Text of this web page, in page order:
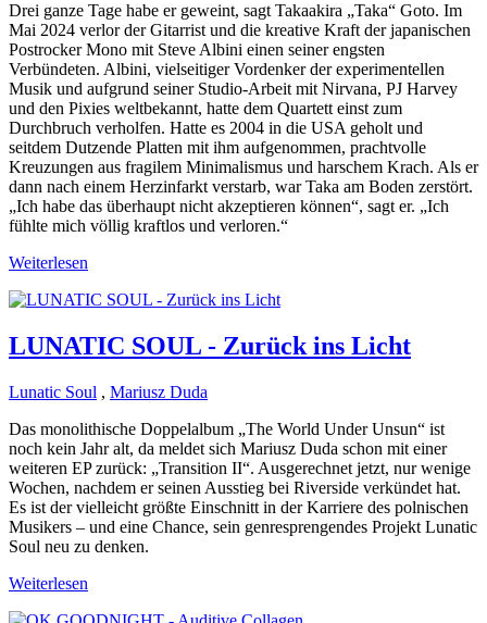
Drei ganze Tage habe er geweint, sagt Takaakira „Taka“ Goto. Im
Mai 2024 verlor der Gitarrist und die kreative Kraft der japanischen
Postrocker Mono mit Steve Albini einen seiner engsten
Verbündeten. Albini, vielseitiger Vordenker der experimentellen
Musik und aufgrund seiner Studio-Arbeit mit Nirvana, PJ Harvey
und den Pixies weltbekannt, hatte dem Quartett einst zum
Durchbruch verholfen. Hatte es 2004 in die USA geholt und
seitdem Dutzende Platten mit ihm aufgenommen, prachtvolle
Kreuzungen aus fragilem Minimalismus und harschem Krach. Als er
dann nach einem Herzinfarkt verstarb, war Taka am Boden zerstört.
„Ich habe das überhaupt nicht akzeptieren können“, sagt er. „Ich
fühlte mich völlig kraftlos und verloren.“
Weiterlesen
LUNATIC SOUL - Zurück ins Licht
Lunatic Soul , Mariusz Duda
Das monolithische Doppelalbum „The World Under Unsun“ ist
noch kein Jahr alt, da meldet sich Mariusz Duda schon mit einer
weiteren EP zurück: „Transition II“. Ausgerechnet jetzt, nur wenige
Wochen, nachdem er seinen Ausstieg bei Riverside verkündet hat.
Es ist der vielleicht größte Einschnitt in der Karriere des polnischen
Musikers – und eine Chance, sein genresprengendes Projekt Lunatic
Soul neu zu denken.
Weiterlesen